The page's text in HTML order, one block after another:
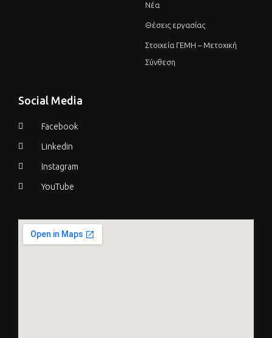
Νέα
Θέσεις εργασίας
Στοιχεία ΓΕΜΗ – Μετοχική
Σύνθεση
Social Media
Facebook
Linkedin
Instagram
YouTube